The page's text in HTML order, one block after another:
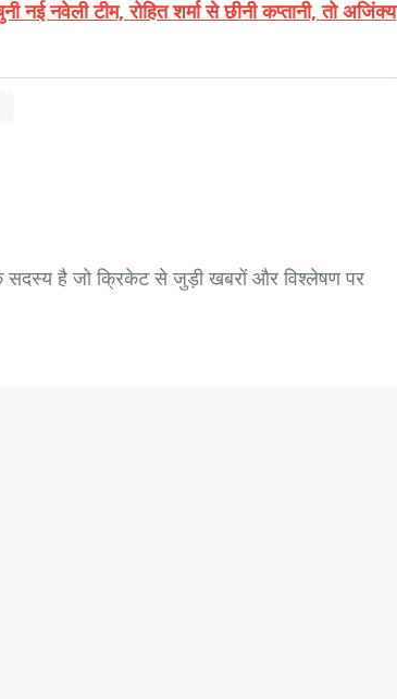
नवेली टीम, रोहित शर्मा से छीनी कप्तानी, तो अजिंक्य
है जो क्रिकेट से जुड़ी खबरों और विश्लेषण पर